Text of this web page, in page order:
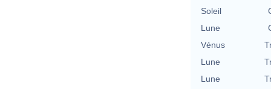
Soleil
Lune
Vénus
Lune
Lune